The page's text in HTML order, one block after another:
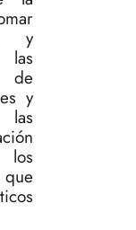
y
y
las